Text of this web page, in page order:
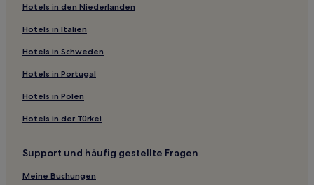
Familien in De Haan
Familien in Klemskerke
Hotels mit Parkplatz in Adinkerke
Haustierfreundliche in Westende
Hotels mit Pool in Middelkerke
Günstige in Middelkerke
Hotels nahe Koksijde Golf ter Hille
Middelkerke Hotels
Hotels in den Niederlanden
Hotels in Italien
Hotels in Schweden
Hotels in Portugal
Hotels in Polen
Hotels in der Türkei
Support und häufig gestellte Fragen
Meine Buchungen